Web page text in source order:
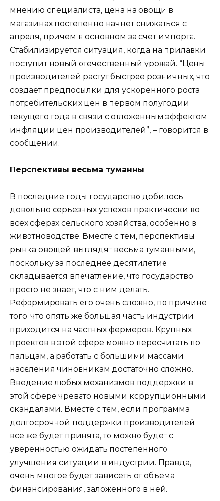
мнению специалиста, цена на овощи в
магазинах постепенно начнет снижаться с
апреля, причем в основном за счет импорта.
Стабилизируется ситуация, когда на прилавки
поступит новый отечественный урожай. “Цены
производителей растут быстрее розничных, что
создает предпосылки для ускоренного роста
потребительских цен в первом полугодии
текущего года в связи с отложенным эффектом
инфляции цен производителей”, – говорится в
сообщении.
Перспективы весьма туманны
В последние годы государство добилось
довольно серьезных успехов практически во
всех сферах сельского хозяйства, особенно в
животноводстве. Вместе с тем, перспективы
рынка овощей выглядят весьма туманными,
поскольку за последнее десятилетие
складывается впечатление, что государство
просто не знает, что с ним делать.
Реформировать его очень сложно, по причине
того, что опять же большая часть индустрии
приходится на частных фермеров. Крупных
проектов в этой сфере можно пересчитать по
пальцам, а работать с большими массами
населения чиновникам достаточно сложно.
Введение любых механизмов поддержки в
этой сфере чревато новыми коррупционными
скандалами. Вместе с тем, если программа
долгосрочной поддержки производителей
все же будет принята, то можно будет с
уверенностью ожидать постепенного
улучшения ситуации в индустрии. Правда,
очень многое будет зависеть от объема
финансирования, заложенного в ней.